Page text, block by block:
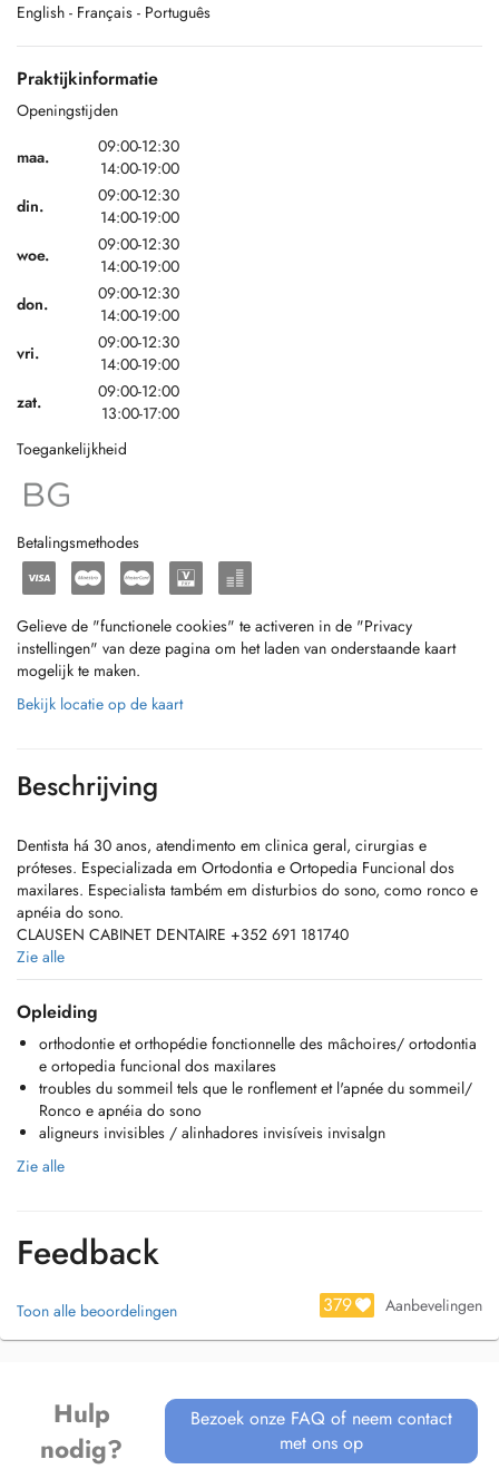
English - Français - Português
Praktijkinformatie
Openingstijden
maa.
09:00-12:30
14:00-19:00
din.
09:00-12:30
14:00-19:00
woe.
09:00-12:30
14:00-19:00
don.
09:00-12:30
14:00-19:00
vri.
09:00-12:30
14:00-19:00
zat.
09:00-12:00
13:00-17:00
Toegankelijkheid
Betalingsmethodes
Gelieve de "functionele cookies" te activeren in de "Privacy
instellingen" van deze pagina om het laden van onderstaande kaart
mogelijk te maken.
Bekijk locatie op de kaart
Beschrijving
Dentista há 30 anos, atendimento em clinica geral, cirurgias e
próteses. Especializada em Ortodontia e Ortopedia Funcional dos
maxilares. Especialista também em disturbios do sono, como ronco e
apnéia do sono.
CLAUSEN CABINET DENTAIRE +352 691 181740
Dentiste depuis 30 ans, soins en clinique générale, chirurgies et
prothèses. Spécialisée en orthodontie et orthopédie fonctionnelle des
mâchoires. Spécialiste également troubles du sommeil tels que le
ronflement et l'apnée du sommeil.
CLAUSEN CABINET DENTAIRE +352 691 181 740
Zie alle
Opleiding
orthodontie et orthopédie fonctionnelle des mâchoires/ ortodontia
e ortopedia funcional dos maxilares
troubles du sommeil tels que le ronflement et l'apnée du sommeil/
Ronco e apnéia do sono
aligneurs invisibles / alinhadores invisíveis invisalgn
Zie alle
Feedback
Toon alle beoordelingen 379 Aanbevelingen
Hulp
nodig?
Bezoek onze FAQ of neem contact
met ons op